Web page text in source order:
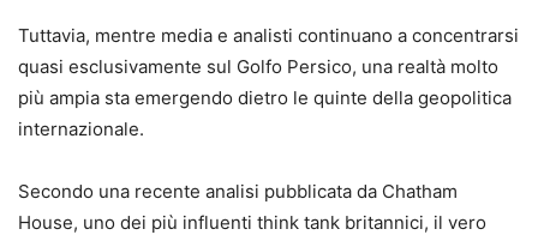
Tuttavia, mentre media e analisti continuano a concentrarsi
quasi esclusivamente sul Golfo Persico, una realtà molto
più ampia sta emergendo dietro le quinte della geopolitica
internazionale.
Secondo una recente analisi pubblicata da Chatham
House, uno dei più influenti think tank britannici, il vero